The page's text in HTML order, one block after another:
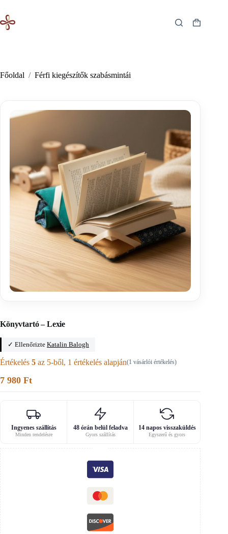
content
Shopping
Főoldal / Férfi kiegészítők szabásmintái
Könyvtartó – Lexie
✓ Ellenőrizte Katalin Balogh
Értékelés 5 az 5-ből, 1 értékelés alapján(1 vásárlói értékelés)
7 980 Ft
Ingyenes szállítás
Minden rendelésre
48 órán belül feladva
Gyors szállítás
14 napos visszaküldés
Egyszerű és gyors